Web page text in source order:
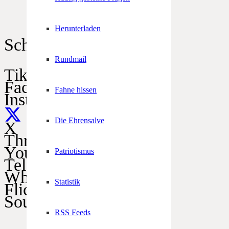
Herunterladen
Rundmail
Fahne hissen
Die Ehrensalve
Patriotismus
Statistik
RSS Feeds
Schützen im Netz
TikTok
Facebook
Instagram
X
Threads
YouTube
Telegram
WhatsApp
Flickr
SoundCloud